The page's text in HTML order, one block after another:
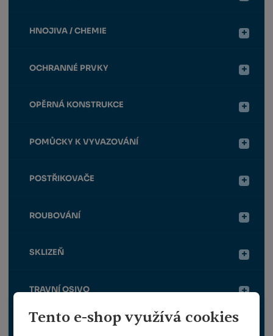
Tento e-shop využívá cookies
HNOJIVA / CHEMIE
OCHRANNÉ PRVKY
OPĚRNÁ KONSTRUKCE
POMŮCKY K VYVAZOVÁNÍ
POSTŘIKOVAČE
ROUBOVÁNÍ
SKLIZEŇ
TRAVNÍ OSIVO
OCHRANNÉ PRACOVNÍ POMŮCKY